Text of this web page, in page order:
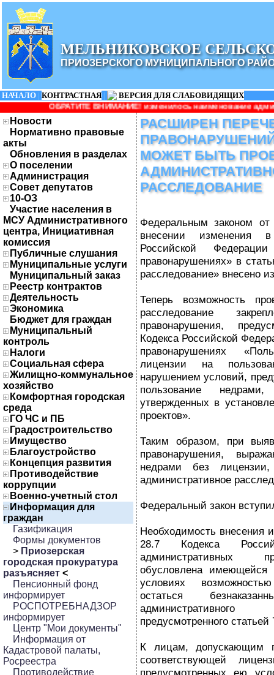
МЕЛЬНИКОВСКОЕ
ПРИОЗЕРСКОГО МУНИЦИПАЛЬНОГО
НАЧАЛО | КОНТРАСТНАЯ |
ВЕРСИЯ ДЛЯ СЛАБОВИДЯЩИХ
ВНИМАНИЕ! изменилось наименование администрации:
Новости
Нормативно правовые
акты
Обновления в разделах
О поселении
Администрация
Совет депутатов
10-ОЗ
Участие населения в
МСУ Административного
центра, Инициативная
комиссия
Публичные слушания
Муниципальные услуги
Муниципальный заказ
Реестр контрактов
Деятельность
Экономика
Бюджет для граждан
Муниципальный
контроль
Налоги
Социальная сфера
Жилищно-коммунальное
хозяйство
Комфортная городская
среда
ГО ЧС и ПБ
Градостроительство
Имущество
Благоустройство
Концепция развития
Противодействие
коррупции
Военно-учетный стол
Информация для
граждан
Газификация
Формы документов
> Приозерская
городская прокуратура
разъясняет <
Пенсионный фонд
информирует
РОСПОТРЕБНАДЗОР
информирует
Центр "Мои документы"
Информация от
Кадастровой палаты,
Росреестра
Противодействие
РАСШИРЕН
МОЖЕТ БЫТЬ
РАССЛЕДОВАНИЕ
Федеральным законом
внесении изменения
Российской
правонарушениях» в
расследование» внесено
Теперь возможность
расследование
правонарушения,
Кодекса Российской
правонарушениях
лицензии на
нарушением условий,
пользование
утвержденных в
проектов».
Таким образом, при
правонарушения,
недрами без
административное
Федеральный закон
Необходимость внесения
28.7 Кодекса
административных
обусловлена
условиях
остаться
предусмотренного статьей
К лицам, допускающим
соответствующей
предусмотренных ею